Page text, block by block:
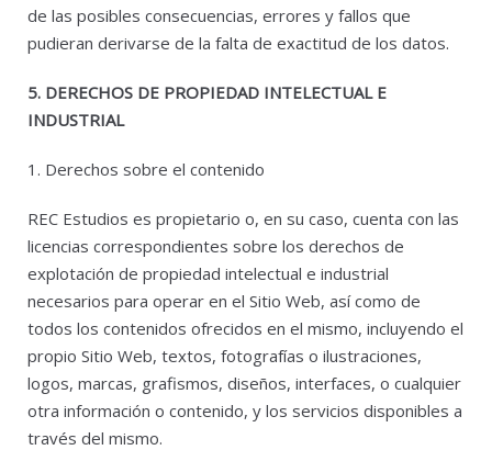
de las posibles consecuencias, errores y fallos que
pudieran derivarse de la falta de exactitud de los datos.
5. DERECHOS DE PROPIEDAD INTELECTUAL E
INDUSTRIAL
1. Derechos sobre el contenido
REC Estudios es propietario o, en su caso, cuenta con las
licencias correspondientes sobre los derechos de
explotación de propiedad intelectual e industrial
necesarios para operar en el Sitio Web, así como de
todos los contenidos ofrecidos en el mismo, incluyendo el
propio Sitio Web, textos, fotografías o ilustraciones,
logos, marcas, grafismos, diseños, interfaces, o cualquier
otra información o contenido, y los servicios disponibles a
través del mismo.